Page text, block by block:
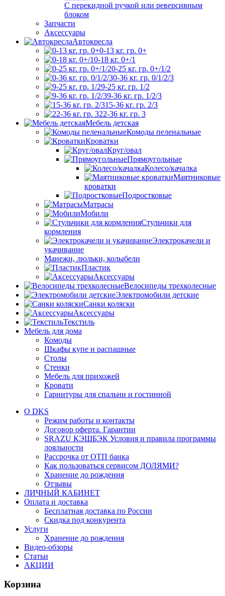
С перекидной ручкой или реверсивным
блоком
Запчасти
Аксессуары
Автокресла
0-13 кг. гр. 0+
0-18 кг. 0+/1
0-25 кг. гр. 0+/1/2
0-36 кг. гр. 0/1/2/3
9-25 кг. гр. 1/2
9-36 кг. гр. 1/2/3
15-36 кг. гр. 2/3
22-36 кг. гр. 3
Мебель детская
Комоды пеленальные
Кроватки
Круг/овал
Прямоугольные
Колесо/качалка
Маятниковые
кроватки
Подростковые
Матрасы
Мобили
Стульчики для
кормления
Электрокачели и
укачивание
Манежи, люльки, колыбели
Пластик
Аксессуары
Велосипеды трехколесные
Электромобили детские
Санки коляски
Аксессуары
Текстиль
Мебель для дома
Комоды
Шкафы купе и распашные
Столы
Стенки
Мебель для прихожей
Кровати
Гарнитуры для спальни и гостинной
О DKS
Режим работы и контакты
Договор оферта. Гарантии
SRAZU КЭШБЭК Условия и правила программы
лояльности
Рассрочка от ОТП банка
Как пользоваться сервисом ДОЛЯМИ?
Хранение до рождения
Отзывы
ЛИЧНЫЙ КАБИНЕТ
Оплата и доставка
Бесплатная доставка по России
Скидка под конкурента
Услуги
Хранение до рождения
Видео-обзоры
Статьи
АКЦИИ
Корзина